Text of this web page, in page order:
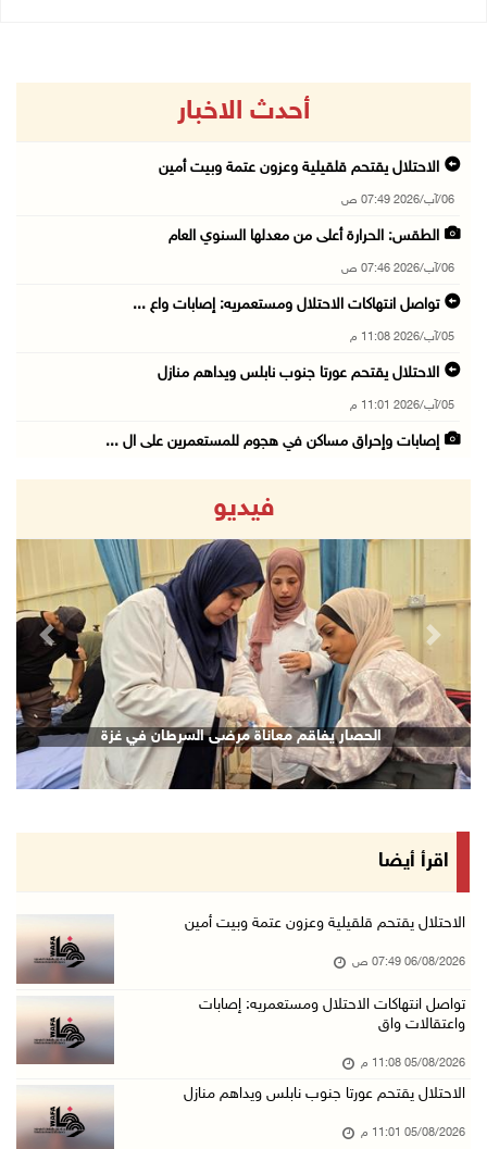
أحدث الاخبار
الاحتلال يقتحم قلقيلية وعزون عتمة وبيت أمين
06/آب/2026 07:49 ص
الطقس: الحرارة أعلى من معدلها السنوي العام
06/آب/2026 07:46 ص
تواصل انتهاكات الاحتلال ومستعمريه: إصابات واع ...
05/آب/2026 11:08 م
الاحتلال يقتحم عورتا جنوب نابلس ويداهم منازل
05/آب/2026 11:01 م
إصابات وإحراق مساكن في هجوم للمستعمرين على ال ...
05/آب/2026 10:53 م
الاحتلال يقتحم قريتي اللبن الشرقية وعمورية جن ...
05/آب/2026 10:47 م
الوزيرة شاهين تبحث مع نظيرها المصري مستجدات ا ...
مستعمرون يقتحمون بيت فجار جنوب بيت لحم
05/آب/2026 10:19 م
قوات الاحتلال تقتحم خلايل اللوز جنوب شرق بيت ...
الرئيس يقلد قامات وطنية ومؤسسين في "اتحاد الك ...
قوات الاحتلال تنصب حاجزا عسكريا شرق بيت لحم
05/آب/2026 08:13 م
05/آب/2026 08:05 م
باسم الرئيس: وزير الداخلية يمنح العميد جيسون ...
05/آب/2026 07:50 م
الاحتلال يقتحم كفر مالك ودير جرير ومستعمرون ي ...
فيديو
الحصار يفاقم معاناة مرضى السرطان في غزة
Next
اقرأ أيضا
الاحتلال يقتحم قلقيلية وعزون عتمة وبيت أمين
06/08/2026 07:49 ص
تواصل انتهاكات الاحتلال ومستعمريه: إصابات
واعتقالات واق
05/08/2026 11:08 م
الاحتلال يقتحم عورتا جنوب نابلس ويداهم منازل
05/08/2026 11:01 م